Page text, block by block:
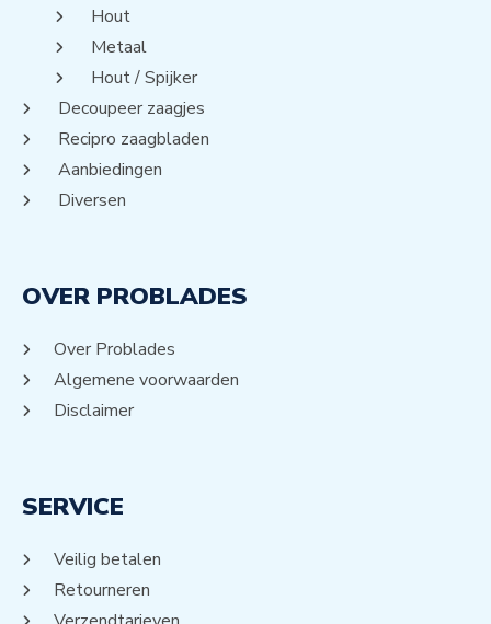
Hout
Metaal
Hout / Spijker
Decoupeer zaagjes
Recipro zaagbladen
Aanbiedingen
Diversen
OVER PROBLADES
Over Problades
Algemene voorwaarden
Disclaimer
SERVICE
Veilig betalen
Retourneren